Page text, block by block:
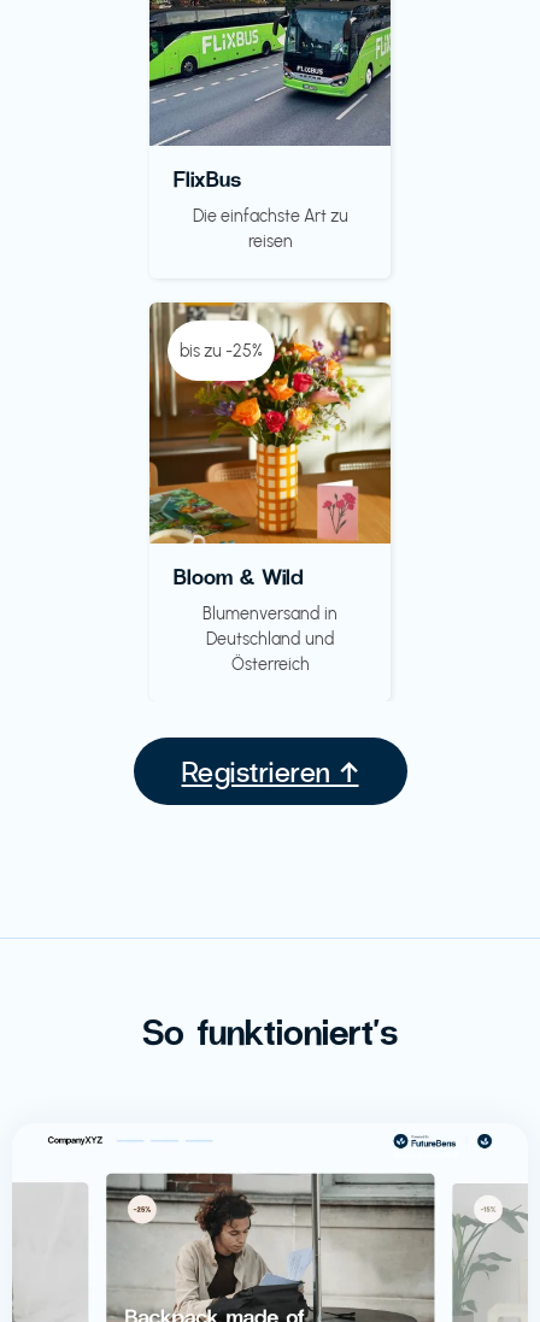
FlixBus
Die einfachste Art zu
reisen
bis zu -25%
Bloom & Wild
Blumenversand in
Deutschland und
Österreich
Registrieren ↑
So funktioniert's